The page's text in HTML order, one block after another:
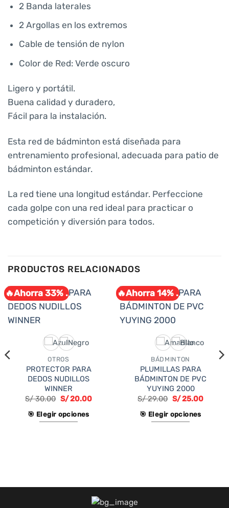
2 Banda laterales
2 Argollas en los extremos
Cable de tensión de nylon
Color de Red: Verde oscuro
Ligero y portátil.
Buena calidad y duradero,
Fácil para la instalación.
Esta red de bádminton está diseñada para
entrenamiento profesional, adecuada para patio de
bádminton estándar.
La red tiene una longitud estándar. Perfeccione
cada golpe con una red ideal para practicar o
competición y diversión para todos.
PRODUCTOS RELACIONADOS
🔥Ahorra 33% .
OTROS
PROTECTOR PARA
DEDOS NUDILLOS
WINNER
S/30.00 S/20.00
🎯 Elegir opciones
Las
🔥Ahorra 14% .
BÁDMINTON
PLUMILLAS PARA
BÁDMINTON DE PVC
YUYING 2000
S/29.00 S/25.00
🎯 Elegir opciones
Las